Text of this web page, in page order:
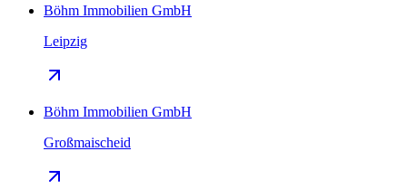
Böhm Immobilien GmbH
Leipzig
Böhm Immobilien GmbH
Großmaischeid